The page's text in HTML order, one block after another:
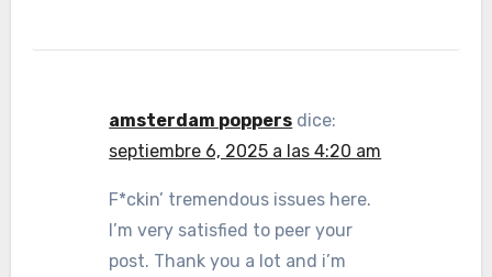
amsterdam poppers dice:
septiembre 6, 2025 a las 4:20 am
F*ckin’ tremendous issues here.
I’m very satisfied to peer your
post. Thank you a lot and i’m